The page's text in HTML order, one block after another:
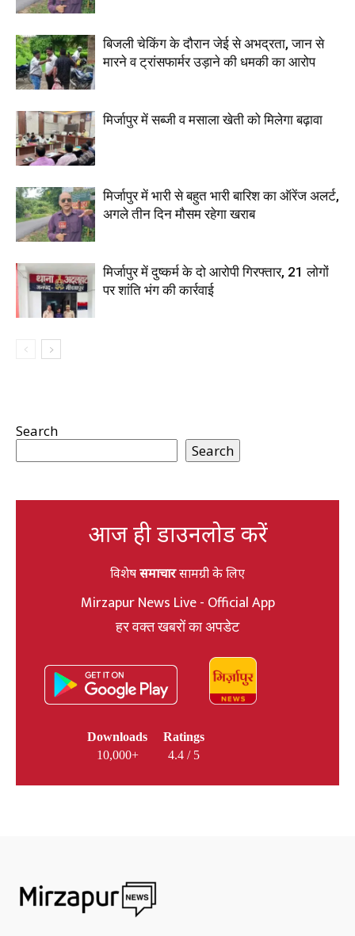
बिजली चेकिंग के दौरान जेई से अभद्रता, जान से
मारने व ट्रांसफार्मर उड़ाने की धमकी का आरोप
मिर्जापुर में सब्जी व मसाला खेती को मिलेगा बढ़ावा
मिर्जापुर में भारी से बहुत भारी बारिश का ऑरेंज अलर्ट,
अगले तीन दिन मौसम रहेगा खराब
मिर्जापुर में दुष्कर्म के दो आरोपी गिरफ्तार, 21 लोगों
पर शांति भंग की कार्रवाई
Search
Search
आज ही डाउनलोड करें
विशेषसमाचारसामग्री के लिए
Mirzapur News Live - Official App
हर वक्त खबरों का अपडेट
Downloads
10,000+
Ratings
4.4 / 5